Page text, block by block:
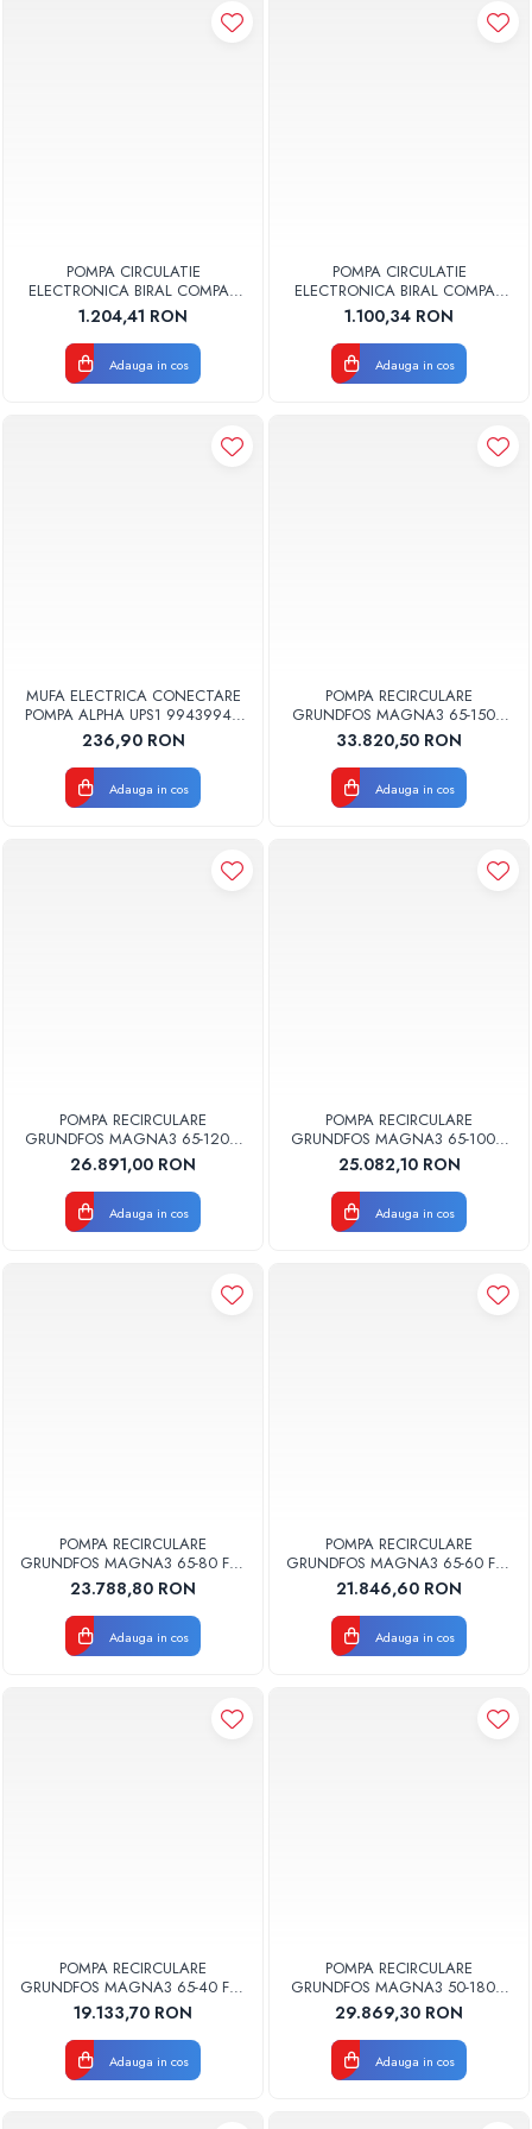
POMPA CIRCULATIE
ELECTRONICA BIRAL COMPAX
15-6 130 RED R 1 130MM 230V
ROTOR UMED PENTRU
INSTALATII INCALZIRE
1.204,41 RON
Adauga in cos
POMPA CIRCULATIE
ELECTRONICA BIRAL COMPAX
25-6 130 RED R 11/2 130MM
230V ROTOR UMED PENTRU
INSTALATII INCALZIRE
1.100,34 RON
Adauga in cos
MUFA ELECTRICA CONECTARE
POMPA ALPHA UPS1 99439948
GRUNDFOS
236,90 RON
Adauga in cos
POMPA RECIRCULARE
GRUNDFOS MAGNA3 65-150 F
N 340 CORP INOX 97924366
33.820,50 RON
Adauga in cos
POMPA RECIRCULARE
GRUNDFOS MAGNA3 65-120 F
N 340 CORP INOX 97924365
26.891,00 RON
Adauga in cos
POMPA RECIRCULARE
GRUNDFOS MAGNA3 65-100 F
N 340 CORP INOX 97924364
25.082,10 RON
Adauga in cos
POMPA RECIRCULARE
GRUNDFOS MAGNA3 65-80 F N
340 CORP INOX 97924363
23.788,80 RON
Adauga in cos
POMPA RECIRCULARE
GRUNDFOS MAGNA3 65-60 F N
340 CORP INOX 97924362
21.846,60 RON
Adauga in cos
POMPA RECIRCULARE
GRUNDFOS MAGNA3 65-40 F N
340 CORP INOX 97924361
19.133,70 RON
Adauga in cos
POMPA RECIRCULARE
GRUNDFOS MAGNA3 50-180 F
N 280 CORP INOX 97924360
29.869,30 RON
Adauga in cos